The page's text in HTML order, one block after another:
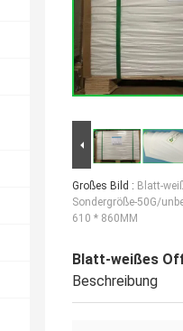
Großes Bild : Blatt-
Sondergröße-50G/
610 * 860MM
Blatt-weißes
Beschreibung